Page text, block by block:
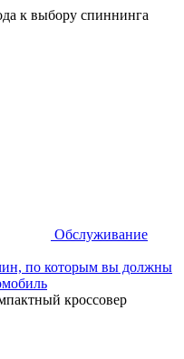
к выбору спиннинга
Обслуживание
по которым вы должны
кроссовер